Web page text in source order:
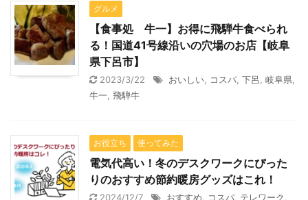
グルメ
【食事処 牛一】お得に飛騨牛食べられ
る！国道41号線沿いの穴場のお店【岐阜
県下呂市】
2023/3/22 おいしい コスパ 下呂 岐阜県
牛一 飛騨牛
お役立ち 使ってみた
電気代高い！冬のデスクワークにぴった
りのおすすめ節約暖房グッズはこれ！
2024/12/7 おすすめ コスパ テレワーク